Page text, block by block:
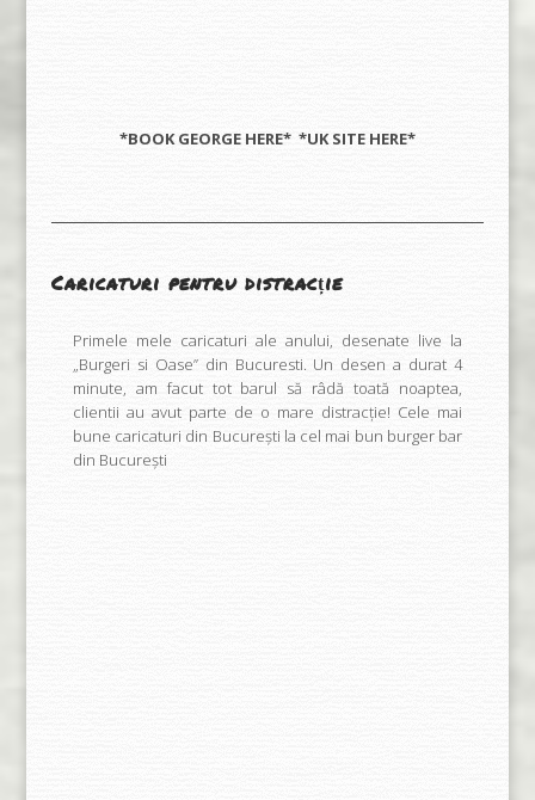
*BOOK GEORGE HERE* *UK SITE HERE*
Caricaturi pentru distracție
Primele mele caricaturi ale anului, desenate live la
„Burgeri si Oase” din Bucuresti. Un desen a durat 4
minute, am facut tot barul să râdă toată noaptea,
clientii au avut parte de o mare distracție! Cele mai
bune caricaturi din București la cel mai bun burger bar
din București